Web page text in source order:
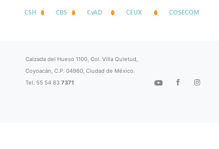
CSH CBS CyAD CEUX COSECOM
Calzada del Hueso 1100, Col. Villa Quietud,
Coyoacán, C.P. 04960, Ciudad de México.
Tel. 55 54 837371